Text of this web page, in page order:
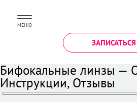
МЕНЮ
ЗАПИСАТЬСЯ
Бифокальные линзы —
Инструкции, Отзывы